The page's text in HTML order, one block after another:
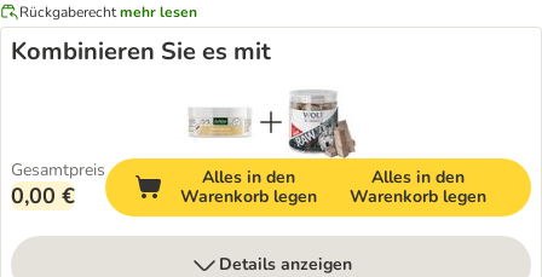
Rückgaberechtmehr lesen
Kombinieren Sie es mit
Gesamtpreis
0,00 €
Alles in den
Warenkorb legen
Alles in den
Warenkorb legen
Details anzeigen